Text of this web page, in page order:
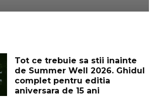
Tot ce trebuie sa stii inainte
de Summer Well 2026. Ghidul
complet pentru editia
aniversara de 15 ani